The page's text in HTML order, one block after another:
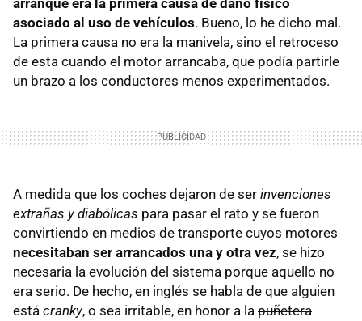
arranque era la primera causa de daño físico
asociado al uso de vehículos. Bueno, lo he dicho mal.
La primera causa no era la manivela, sino el retroceso
de esta cuando el motor arrancaba, que podía partirle
un brazo a los conductores menos experimentados.
A medida que los coches dejaron de ser invenciones
extrañas y diabólicas para pasar el rato y se fueron
convirtiendo en medios de transporte cuyos motores
necesitaban ser arrancados una y otra vez, se hizo
necesaria la evolución del sistema porque aquello no
era serio. De hecho, en inglés se habla de que alguien
está cranky, o sea irritable, en honor a la puñetera